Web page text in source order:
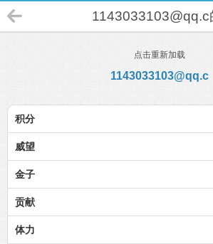
1143033103@qq.c
点击重新加载
1143033103@qq.c
积分
威望
金子
贡献
体力